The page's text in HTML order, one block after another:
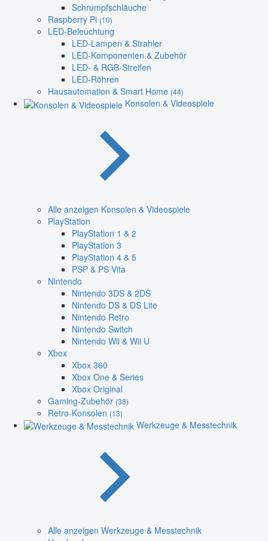
Schrumpfschläuche
Raspberry Pi (10)
LED-Beleuchtung
LED-Lampen & Strahler
LED-Komponenten & Zubehör
LED- & RGB-Streifen
LED-Röhren
Hausautomation & Smart Home (44)
Konsolen & Videospiele
Alle anzeigen Konsolen & Videospiele
PlayStation
PlayStation 1 & 2
PlayStation 3
PlayStation 4 & 5
PSP & PS Vita
Nintendo
Nintendo 3DS & 2DS
Nintendo DS & DS Lite
Nintendo Retro
Nintendo Switch
Nintendo Wii & Wii U
Xbox
Xbox 360
Xbox One & Series
Xbox Original
Gaming-Zubehör (38)
Retro-Konsolen (13)
Werkzeuge & Messtechnik
Alle anzeigen Werkzeuge & Messtechnik